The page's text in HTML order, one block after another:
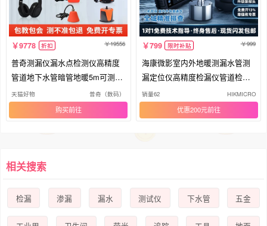
9778 折扣 19556
普奇测漏仪漏水点检测仪高精度
管道地下水管暗管地暖5m可测L7
000
天猫好物 普奇（数码）
购买
799 限时补贴 999
海康微影室内外地暖测漏水管测
漏定位仪高精度检漏仪管道检测
仪
销量62 HIKMICRO
优惠200元
相关搜索
检漏 渗漏 漏水 测试仪 下水管 五金